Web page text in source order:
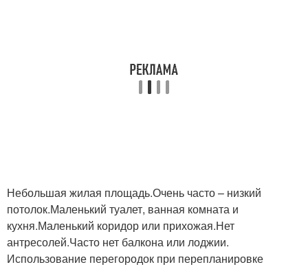
Небольшая жилая площадь.Очень часто – низкий
потолок.Маленький туалет, ванная комната и
кухня.Маленький коридор или прихожая.Нет
антресолей.Часто нет балкона или лоджии.
Использование перегородок при перепланировке